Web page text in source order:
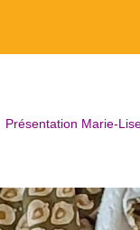
Présentation Marie-